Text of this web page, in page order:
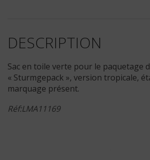
DESCRIPTION
Sac en toile verte pour le paquetage
« Sturmgepack », version tropicale,
marquage présent.
Réf:LMA11169